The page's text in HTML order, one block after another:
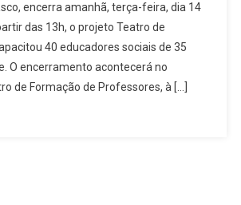
Amanhã
Teatro
De
Fantoches
Em
encerra amanhã, terça-feira, dia 14
das 13h, o projeto Teatro de
40 educadores sociais de 35
O encerramento acontecerá no
de Formação de Professores, à […]